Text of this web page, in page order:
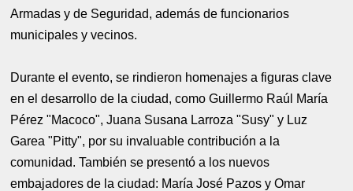
Armadas y de Seguridad, además de funcionarios
municipales y vecinos.
Durante el evento, se rindieron homenajes a figuras clave
en el desarrollo de la ciudad, como Guillermo Raúl María
Pérez "Macoco", Juana Susana Larroza "Susy" y Luz
Garea "Pitty", por su invaluable contribución a la
comunidad. También se presentó a los nuevos
embajadores de la ciudad: María José Pazos y Omar